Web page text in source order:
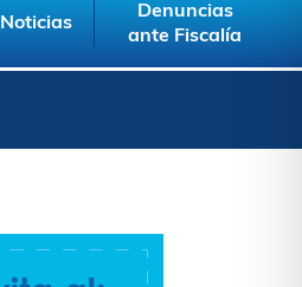
Noticias
Denuncias
ante Fiscalía